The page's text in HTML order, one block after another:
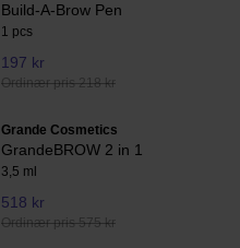
Build-A-Brow Pen
1 pcs
197 kr
Ordinær pris 218 kr
Grande Cosmetics
GrandeBROW 2 in 1
3,5 ml
518 kr
Ordinær pris 575 kr